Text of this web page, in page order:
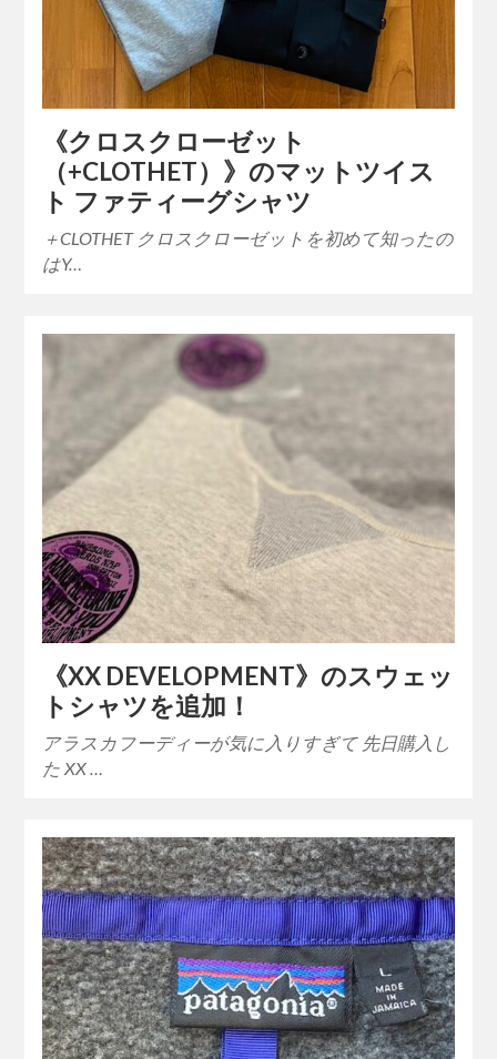
《クロスクローゼット
（+CLOTHET）》のマットツイス
ト ファティーグシャツ
＋CLOTHET クロスクローゼットを初めて知ったの
はY…
《XX DEVELOPMENT》のスウェッ
トシャツを追加！
アラスカフーディーが気に入りすぎて 先日購入し
た XX …